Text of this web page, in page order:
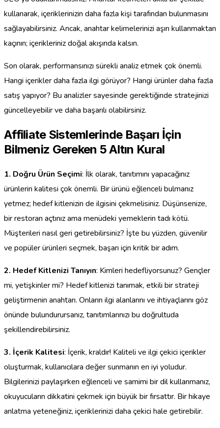
kullanarak, içeriklerinizin daha fazla kişi tarafından bulunmasını
sağlayabilirsiniz. Ancak, anahtar kelimelerinizi aşırı kullanmaktan
kaçının; içerikleriniz doğal akışında kalsın.
Son olarak, performansınızı sürekli analiz etmek çok önemli.
Hangi içerikler daha fazla ilgi görüyor? Hangi ürünler daha fazla
satış yapıyor? Bu analizler sayesinde gerektiğinde stratejinizi
güncelleyebilir ve daha başarılı olabilirsiniz.
Affiliate Sistemlerinde Başarı İçin
Bilmeniz Gereken 5 Altın Kural
1. Doğru Ürün Seçimi: İlk olarak, tanıtımını yapacağınız
ürünlerin kalitesi çok önemli. Bir ürünü eğlenceli bulmanız
yetmez; hedef kitlenizin de ilgisini çekmelisiniz. Düşünsenize,
bir restoran açtınız ama menüdeki yemeklerin tadı kötü.
Müşterileri nasıl geri getirebilirsiniz? İşte bu yüzden, güvenilir
ve popüler ürünleri seçmek, başarı için kritik bir adım.
2. Hedef Kitlenizi Tanıyın: Kimleri hedefliyorsunuz? Gençler
mi, yetişkinler mi? Hedef kitlenizi tanımak, etkili bir strateji
geliştirmenin anahtarı. Onların ilgi alanlarını ve ihtiyaçlarını göz
önünde bulundurursanız, tanıtımlarınızı bu doğrultuda
şekillendirebilirsiniz.
3. İçerik Kalitesi: İçerik, kraldır! Kaliteli ve ilgi çekici içerikler
oluşturmak, kullanıcılara değer sunmanın en iyi yoludur.
Bilgilerinizi paylaşırken eğlenceli ve samimi bir dil kullanmanız,
okuyucuların dikkatini çekmek için büyük bir fırsattır. Bir hikaye
anlatma yeteneğiniz, içeriklerinizi daha çekici hale getirebilir.